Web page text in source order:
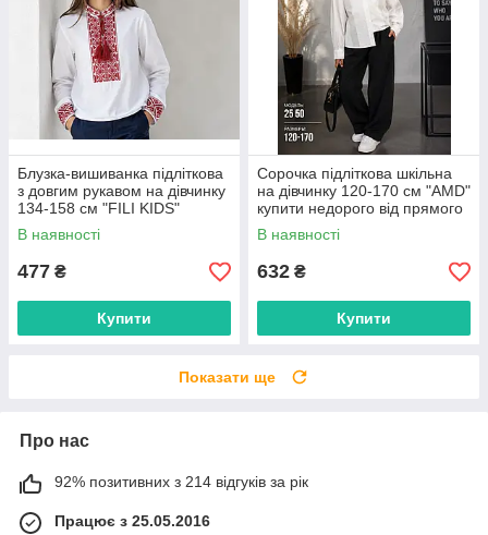
Блузка-вишиванка підліткова
з довгим рукавом на дівчинку
134-158 см "FILI KIDS"
недорого від прямого
постачальника
В наявності
477 ₴
Купити
Сорочка підліткова шкільна
на дівчинку 120-170 см "AMD"
купити недорого від прямого
постачальника
В наявності
632 ₴
Купити
Показати ще
Про нас
92% позитивних з 214 відгуків за рік
Працює з 25.05.2016